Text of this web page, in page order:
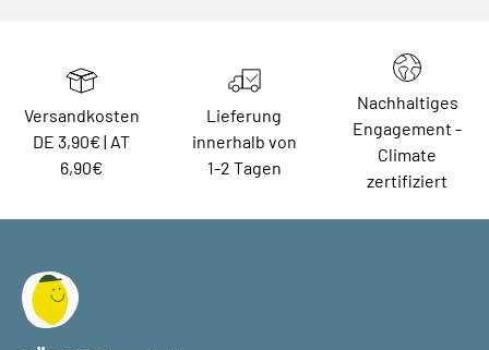
Versandkosten
DE 3,90€ | AT
6,90€
Lieferung
innerhalb von
1-2 Tagen
Nachhaltiges
Engagement -
Climate
zertifiziert